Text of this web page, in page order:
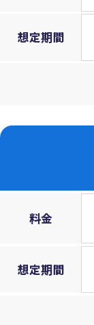
想定期間
料金
想定期間